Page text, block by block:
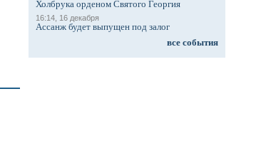
Холбрука орденом Святого Георгия
16:14, 16 декабря
Ассанж будет выпущен под залог
все события